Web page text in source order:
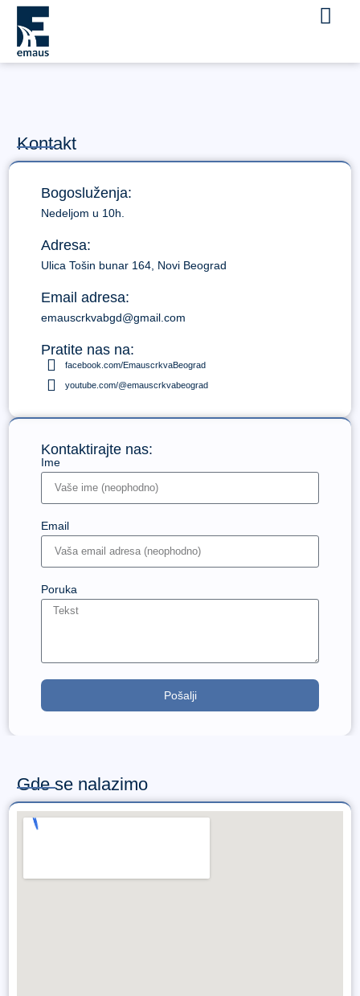
Kontakt
Bogosluženja:
Nedeljom u 10h.
Adresa:
Ulica Tošin bunar 164, Novi Beograd
Email adresa:
emauscrkvabgd@gmail.com
Pratite nas na:
facebook.com/EmauscrkvaBeograd
youtube.com/@emauscrkvabeograd
Kontaktirajte nas:
Ime
Email
Poruka
Pošalji
Gde se nalazimo